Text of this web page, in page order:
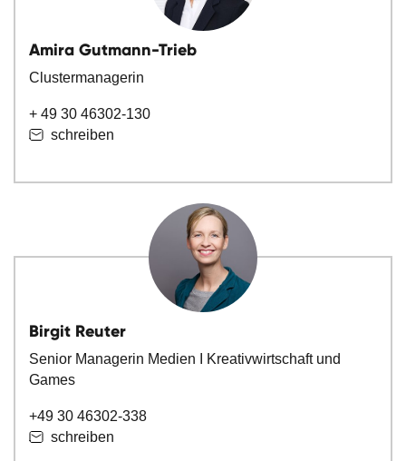
Amira Gutmann-Trieb
Clustermanagerin
+ 49 30 46302-130
schreiben
Birgit Reuter
Senior Managerin Medien I Kreativwirtschaft und
Games
+49 30 46302-338
schreiben